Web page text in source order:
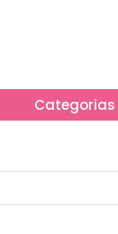
Categorias